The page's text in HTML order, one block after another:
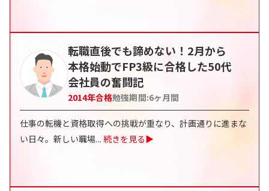
転職直後でも諦めない！2月から
本格始動でFP3級に合格した50代
会社員の奮闘記
2014年合格勉強期間:6ヶ月間
仕事の転機と資格取得への挑戦が重なり、計画通りに進まな
い日々。新しい職場... 続きを見る▶